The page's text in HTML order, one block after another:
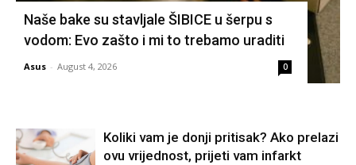
Naše bake su stavljale ŠIBICE u šerpu s
vodom: Evo zašto i mi to trebamo uraditi
Asus - August 4, 2026 0
Koliki vam je donji pritisak? Ako prelazi
ovu vrijednost, prijeti vam infarkt